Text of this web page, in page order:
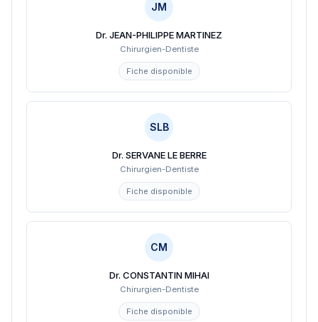
JM
Dr. JEAN-PHILIPPE MARTINEZ
Chirurgien-Dentiste
Fiche disponible
SLB
Dr. SERVANE LE BERRE
Chirurgien-Dentiste
Fiche disponible
CM
Dr. CONSTANTIN MIHAI
Chirurgien-Dentiste
Fiche disponible